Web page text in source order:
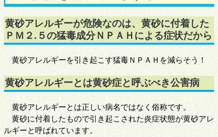
黄砂アレルギーが危険なのは、黄砂に付着した
ＰＭ２.５の猛毒成分ＮＰＡＨによる症状だから
黄砂アレルギーを引き起こす猛毒ＮＰＡＨを減らそう！
黄砂アレルギーとは黄砂症と呼ぶべき公害病
黄砂アレルギーとは正しい病名ではなく俗称です。
黄砂に付着したもので引き起こされた炎症状態が黄砂アレ
ルギーと呼ばれています。